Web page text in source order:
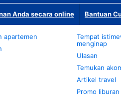
Anda secara online Bantuan
apartemen
Tempat
menginap
Ulasan
Temukan
Artikel travel
Promo